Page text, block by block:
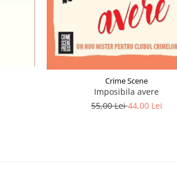
Crime Scene
Imposibila avere
55,00 Lei44,00 Lei